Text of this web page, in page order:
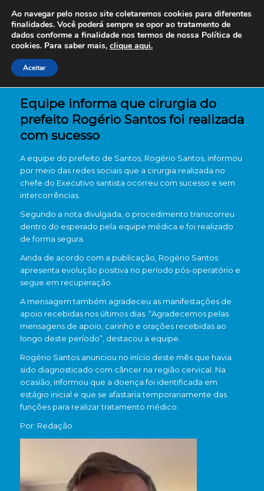
Equipe informa que cirurgia do
prefeito Rogério Santos foi realizada
com sucesso
A equipe do prefeito de Santos, Rogério Santos, informou
por meio das redes sociais que a cirurgia realizada no
chefe do Executivo santista ocorreu com sucesso e sem
intercorrências.
Segundo a nota divulgada, o procedimento transcorreu
dentro do esperado pela equipe médica e foi realizado
de forma segura.
Ainda de acordo com a publicação, Rogério Santos
apresenta evolução positiva no período pós-operatório e
segue em recuperação.
A mensagem também agradeceu as manifestações de
apoio recebidas nos últimos dias. “Agradecemos pelas
mensagens de apoio, carinho e orações recebidas ao
longo deste período”, destacou a equipe.
Rogério Santos anunciou no início deste mês que havia
sido diagnosticado com câncer na região cervical. Na
ocasião, informou que a doença foi identificada em
estágio inicial e que se afastaria temporariamente das
funções para realizar tratamento médico.
Por: Redação
Ao navegar pelo nosso site coletaremos cookies para diferentes
finalidades. Você poderá sempre se opor ao tratamento de
dados conforme a finalidade nos termos de nossa Política de
cookies. Para saber mais, clique aqui.
Aceitar